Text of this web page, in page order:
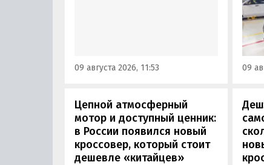
дирхам (1,88 млн рублей), а у
09 августа 2026, 11:53
и
09
Цепной атмосферный
мотор и доступный ценник:
в России появился новый
кроссовер, который стоит
дешевле «китайцев»